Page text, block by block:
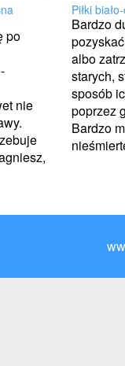
po
nie
Piłki
Bardzo
albo
starych,
sposób
poprzez
Bardzo